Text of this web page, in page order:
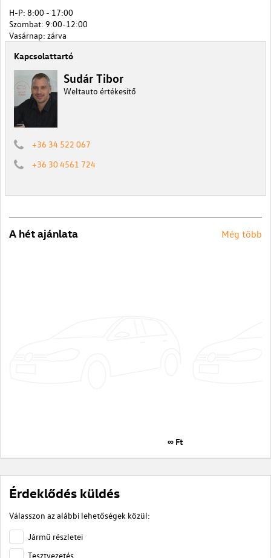
H-P: 8:00 - 17:00
Szombat: 9:00-12:00
Vasárnap: zárva
Kapcsolattartó
Sudár Tibor
Weltauto értékesítő
+36 34 522 067
+36 30 4561 724
A hét ajánlata Még több
∞ Ft
Érdeklődés küldés
Válasszon az alábbi lehetőségek közül:
Jármű részletei
Tesztvezetés